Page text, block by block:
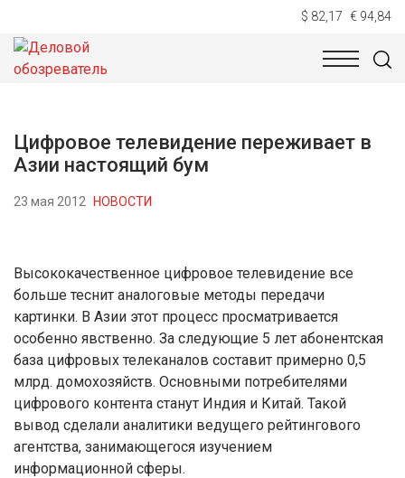
$ 82,17 € 94,84
НОВОСТИ
Цифровое телевидение переживает в
Азии настоящий бум
23 мая 2012 НОВОСТИ
Высококачественное цифровое телевидение все
больше теснит аналоговые методы передачи
картинки. В Азии этот процесс просматривается
особенно явственно. За следующие 5 лет абонентская
база цифровых телеканалов составит примерно 0,5
млрд. домохозяйств. Основными потребителями
цифрового контента станут Индия и Китай. Такой
вывод сделали аналитики ведущего рейтингового
агентства, занимающегося изучением
информационной сферы.